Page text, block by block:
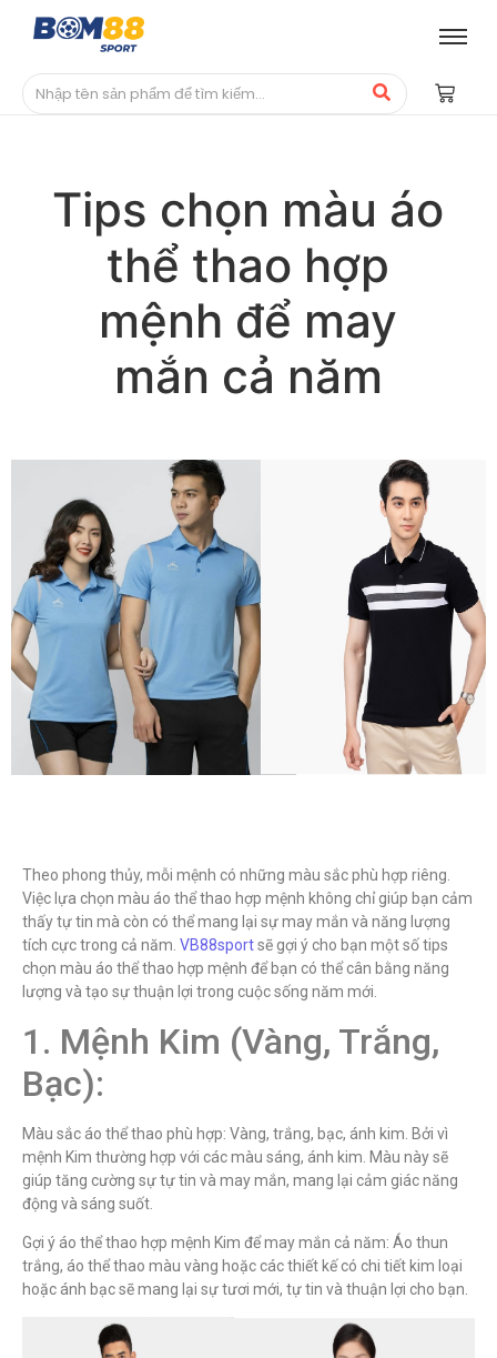
Tips chọn màu áo
thể thao hợp
mệnh để may
mắn cả năm
Theo phong thủy, mỗi mệnh có những màu sắc phù hợp riêng.
Việc lựa chọn màu áo thể thao hợp mệnh không chỉ giúp bạn cảm
thấy tự tin mà còn có thể mang lại sự may mắn và năng lượng
tích cực trong cả năm. VB88sportsẽ gợi ý cho bạn một số tips
chọn màu áo thể thao hợp mệnh để bạn có thể cân bằng năng
lượng và tạo sự thuận lợi trong cuộc sống năm mới.
1. Mệnh Kim (Vàng, Trắng,
Bạc):
Màu sắc áo thể thao phù hợp: Vàng, trắng, bạc, ánh kim. Bởi vì
mệnh Kim thường hợp với các màu sáng, ánh kim. Màu này sẽ
giúp tăng cường sự tự tin và may mắn, mang lại cảm giác năng
động và sáng suốt.
Gợi ý áo thể thao hợp mệnh Kim để may mắn cả năm: Áo thun
trắng, áo thể thao màu vàng hoặc các thiết kế có chi tiết kim loại
hoặc ánh bạc sẽ mang lại sự tươi mới, tự tin và thuận lợi cho bạn.